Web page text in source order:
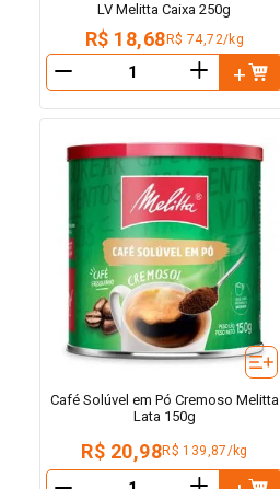
LV Melitta Caixa 250g
R$ 18,68R$ 74,72/kg
＋
Café Solúvel em Pó Cremoso Melitta
Lata 150g
R$ 20,98R$ 139,87/kg